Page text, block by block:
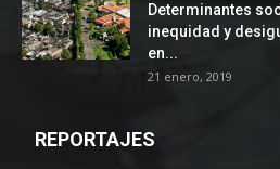
Determinantes
inequidad y
en...
21 enero, 2019
REPORTAJES